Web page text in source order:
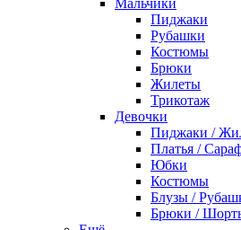
Пиджаки
Рубашки
Костюмы
Брюки
Жилеты
Трикотаж
Девочки
Пиджаки /
Платья /
Юбки
Костюмы
Блузы /
Брюки /